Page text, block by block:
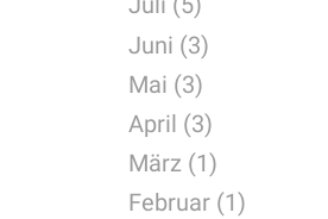
Juni (3)
Mai (3)
April (3)
März (1)
Februar (1)